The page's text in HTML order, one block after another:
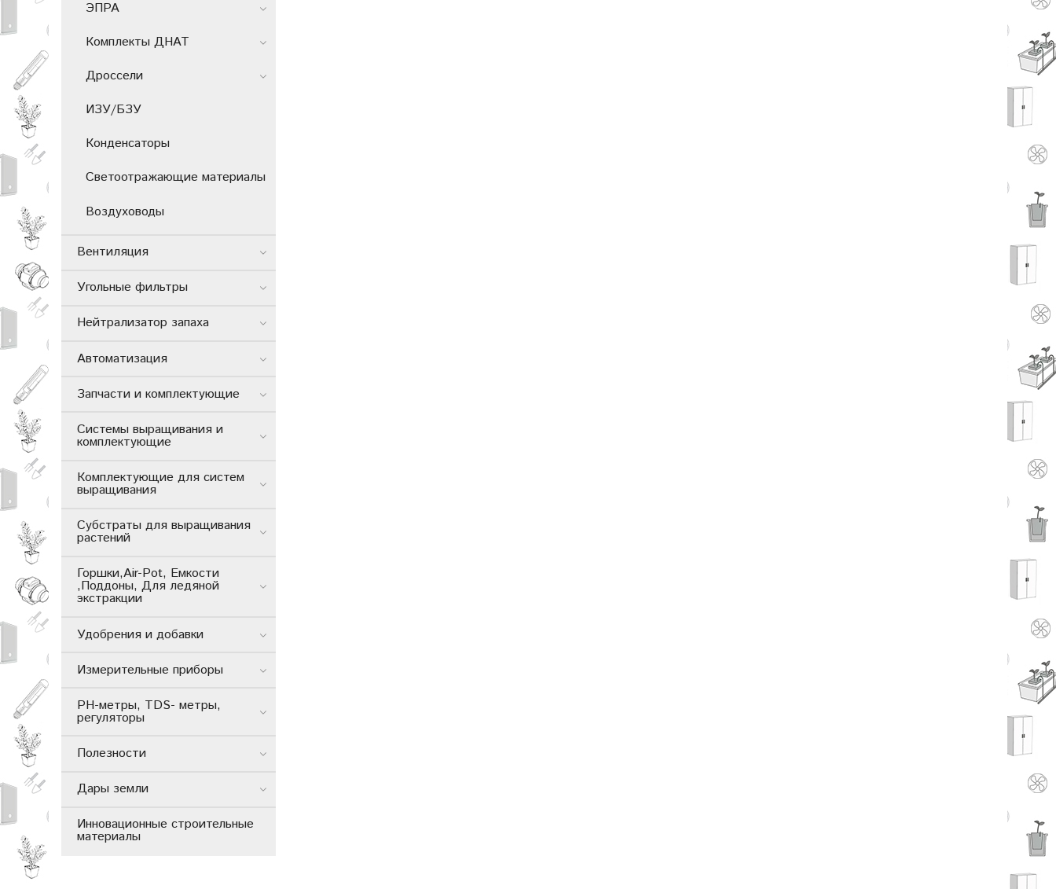
ЭПРА
Комплекты ДНАТ
Дроссели
ИЗУ/БЗУ
Конденсаторы
Светоотражающие материалы
Воздуховоды
Вентиляция
Угольные фильтры
Нейтрализатор запаха
Автоматизация
Запчасти и комплектующие
Системы выращивания и
комплектующие
Комплектующие для систем
выращивания
Субстраты для выращивания
растений
Горшки,Air-Pot, Емкости
,Поддоны, Для ледяной
экстракции
Удобрения и добавки
Измерительные приборы
РН-метры, TDS- метры,
регуляторы
Полезности
Дары земли
Инновационные строительные
материалы